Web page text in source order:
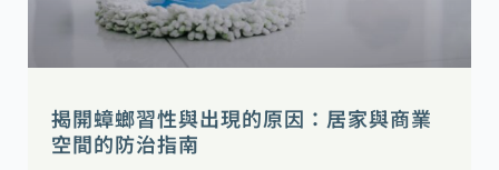
揭開蟑螂習性與出現的原因：居家與商業
空間的防治指南